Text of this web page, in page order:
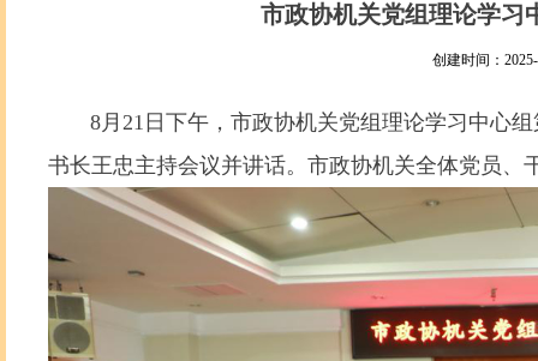
市政协机关党组理论学习
创建时间：
8月21日下午，市政协机关党组理论学习中心组
书长王忠主持会议并讲话。市政协机关全体党员、